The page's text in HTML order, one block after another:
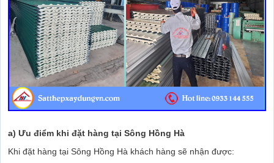
a) Ưu điểm khi đặt hàng tại Sông Hồng Hà
Khi đặt hàng tại Sông Hồng Hà khách hàng sẽ nhận được: